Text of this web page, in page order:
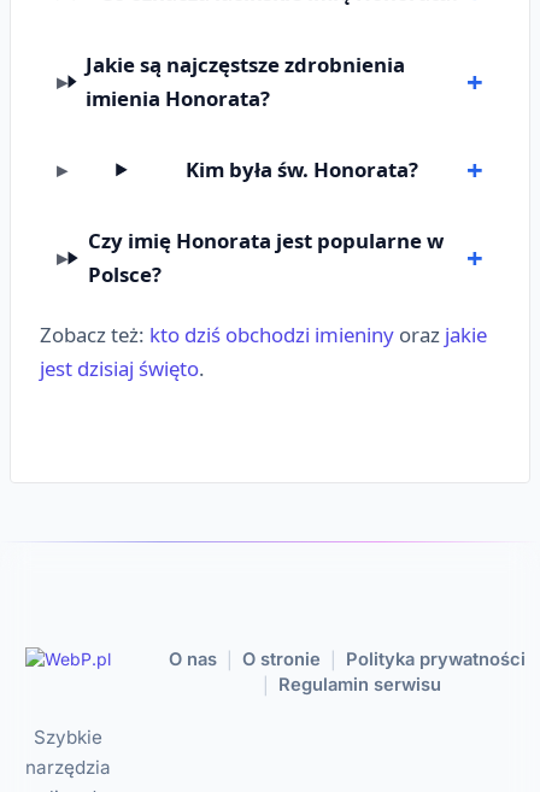
Jakie są najczęstsze zdrobnienia
imienia Honorata?
Kim była św. Honorata?
Czy imię Honorata jest popularne w
Polsce?
Zobacz też: kto dziś obchodzi imieniny oraz jakie
jest dzisiaj święto.
Szybkie
narzędzia
O nas O stronie Polityka prywatności
Regulamin serwisu